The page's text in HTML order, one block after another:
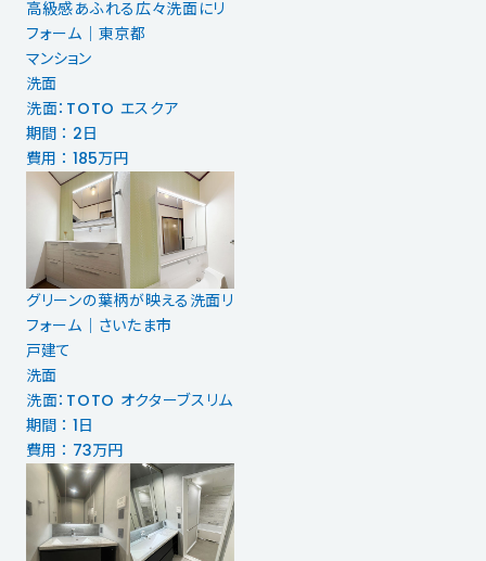
高級感あふれる広々洗面にリ
フォーム｜東京都
マンション
洗面
洗面：TOTO エスクア
期間 ： 2日
費用 ： 185万円
グリーンの葉柄が映える洗面リ
フォーム｜さいたま市
戸建て
洗面
洗面：TOTO オクターブスリム
期間 ： 1日
費用 ： 73万円